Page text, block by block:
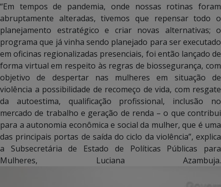
“Em tempos de pandemia, onde nossas rotinas foram
abruptamente alteradas, tivemos que repensar todo o
planejamento estratégico e criar novas alternativas; o
programa que já vinha sendo planejado para ser executado
em oficinas regionalizadas presenciais, foi então lançado de
forma virtual em respeito às regras de biossegurança, com
objetivo de despertar nas mulheres em situação de
violência a possibilidade de recomeço de vida, com resgate
da autoestima, qualificação profissional, inclusão no
mercado de trabalho e geração de renda – o que contribui
para a autonomia econômica e social da mulher, que é uma
das principais portas de saída do ciclo da violência”, explica
a Subsecretária de Estado de Políticas Públicas para
Mulheres, Luciana Azambuja.